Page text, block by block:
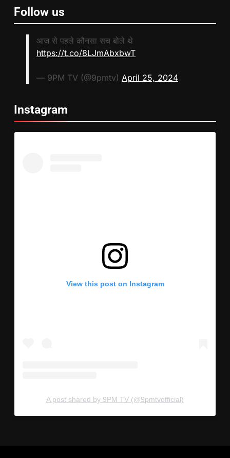
Follow us
आज से पहले कौनसा सच बोले थे
https://t.co/8LJmAbxbwT
— 9PM TV (@9pmtv) April 25, 2024
Instagram
View this post on Instagram
A post shared by 9PM TV (@9pmtvofficial)